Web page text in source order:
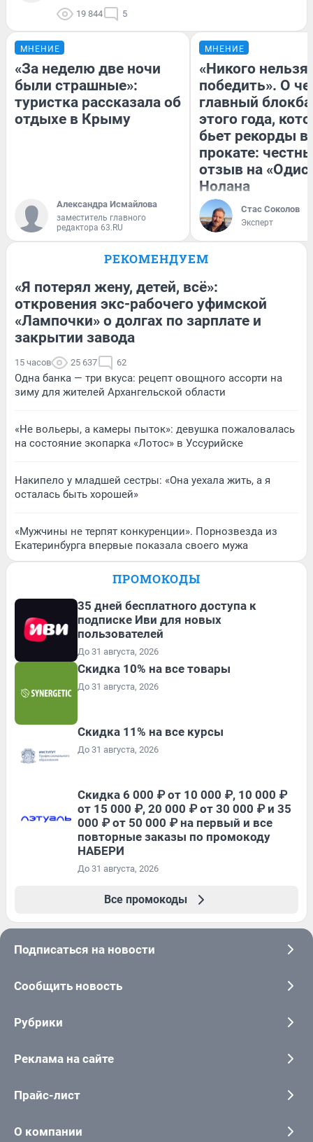
19 844 5
МНЕНИЕ
«За неделю две ночи
были страшные»:
туристка рассказала об
отдыхе в Крыму
Александра Исмайлова
заместитель главного
редактора 63.RU
МНЕНИЕ
«Никого нельзя
победить». О
главный
этого года,
бьет рекорды в
прокате:
отзыв на
Нолана
Стас Соколов
Эксперт
РЕКОМЕНДУЕМ
«Я потерял жену, детей, всё»:
откровения экс-рабочего уфимской
«Лампочки» о долгах по зарплате и
закрытии завода
15 часов 25 637 62
Одна банка — три вкуса: рецепт овощного ассорти на
зиму для жителей Архангельской области
«Не вольеры, а камеры пыток»: девушка пожаловалась
на состояние экопарка «Лотос» в Уссурийске
Накипело у младшей сестры: «Она уехала жить, а я
осталась быть хорошей»
«Мужчины не терпят конкуренции». Порнозвезда из
Екатеринбурга впервые показала своего мужа
ПРОМОКОДЫ
35 дней бесплатного доступа к
подписке Иви для новых
пользователей
До 31 августа, 2026
Скидка 10% на все товары
До 31 августа, 2026
Скидка 11% на все курсы
До 31 августа, 2026
Скидка 6 000 ₽ от 10 000 ₽, 10 000 ₽
от 15 000 ₽, 20 000 ₽ от 30 000 ₽ и 35
000 ₽ от 50 000 ₽ на первый и все
повторные заказы по промокоду
НАБЕРИ
До 31 августа, 2026
Все промокоды
Подписаться на новости
Сообщить новость
Рубрики
Реклама на сайте
Прайс-лист
О компании